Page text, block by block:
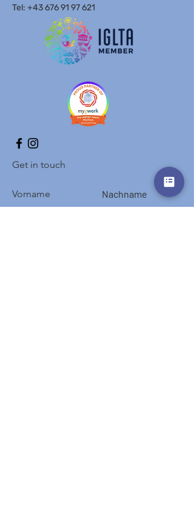
Tel: +43 676 91 97 621
Get in touch
Vorname Nachname